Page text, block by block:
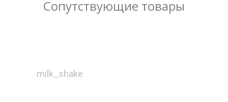
Сопутствующие товары
milk_shake